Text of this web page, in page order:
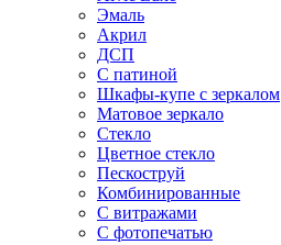
Эмаль
Акрил
ДСП
С патиной
Шкафы-купе с зеркалом
Матовое зеркало
Стекло
Цветное стекло
Пескоструй
Комбинированные
С витражами
С фотопечатью